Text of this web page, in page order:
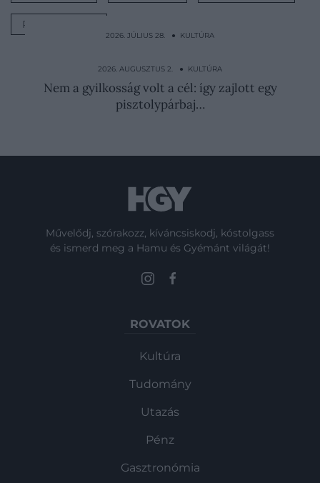
RENESZÁNSZ
2026. JÚLIUS 28. ● KULTÚRA
ruháját, ő…
2026. AUGUSZTUS 2. ● KULTÚRA
Nem a gyilkosság volt a cél: így zajlott egy
pisztolypárbaj…
Művelődj, szórakozz, kíváncsiskodj, kóstolgass
és ismerd meg a Hamu és Gyémánt világát!
ROVATOK
Kultúra
Tudomány
Utazás
Pénz
Gasztronómia